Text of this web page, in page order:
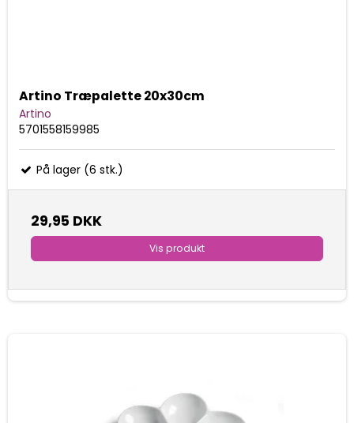
Artino Træpalette 20x30cm
Artino
5701558159985
På lager (6 stk.)
29,95 DKK
Vis produkt